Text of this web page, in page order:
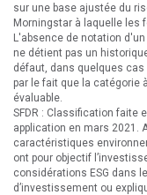
sur une base ajustée du
Morningstar à laquelle les
L'absence de notation
ne détient pas un
défaut, dans quelques
par le fait que la catégorie
évaluable.
SFDR : Classification faite
application en mars 2021.
caractéristiques
ont pour objectif
considérations ESG dans
d’investissement ou